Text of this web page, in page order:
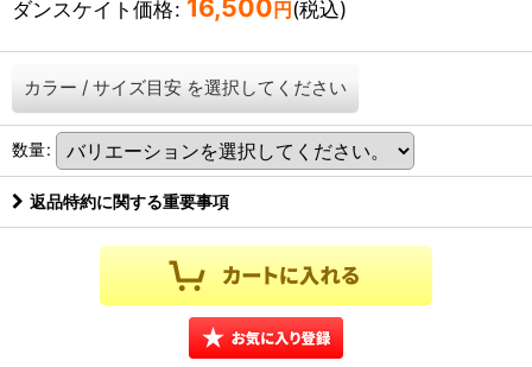
ダンスケイト価格: 16,500 円 (税込)
カラー / サイズ目安 を選択してください
数量:
返品特約に関する重要事項